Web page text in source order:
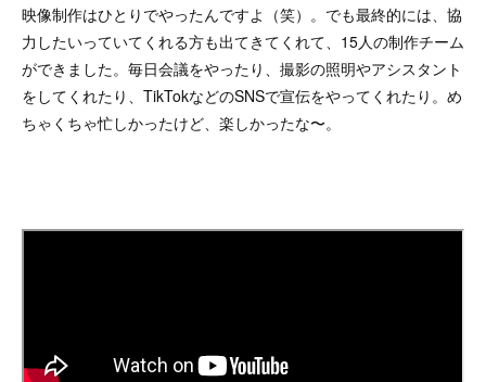
映像制作はひとりでやったんですよ（笑）。でも最終的には、協
力したいっていてくれる方も出てきてくれて、15人の制作チーム
ができました。毎日会議をやったり、撮影の照明やアシスタント
をしてくれたり、TikTokなどのSNSで宣伝をやってくれたり。め
ちゃくちゃ忙しかったけど、楽しかったな〜。